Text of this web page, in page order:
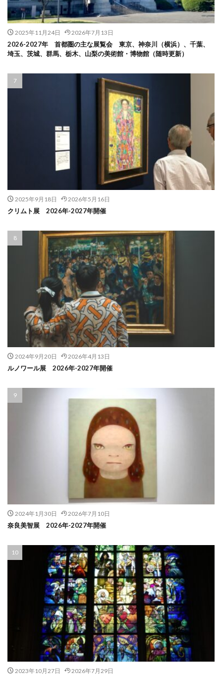
2025年11月24日 2026年7月13日
2026-2027年 首都圏の主な展覧会 東京、神奈川（横浜）、千葉、
埼玉、茨城、群馬、栃木、山梨の美術館・博物館（随時更新）
2025年9月18日 2026年5月16日
クリムト展 2026年-2027年開催
2024年9月20日 2026年4月13日
ルノワール展 2026年-2027年開催
2024年1月30日 2026年7月10日
奈良美智展 2026年-2027年開催
2023年10月27日 2026年7月29日